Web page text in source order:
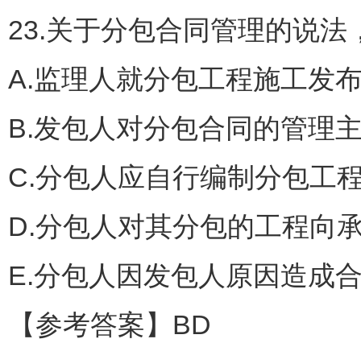
23.关于分包合同管理的说法
A.监理人就分包工程施工发
B.发包人对分包合同的管理
C.分包人应自行编制分包工
D.分包人对其分包的工程向
E.分包人因发包人原因造成
【参考答案】BD